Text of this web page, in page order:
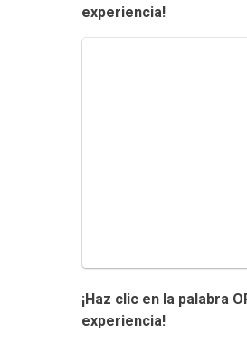
experiencia!
¡Haz clic en la palabra
experiencia!